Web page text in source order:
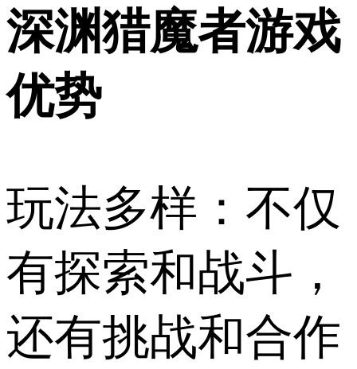
深渊猎魔者游戏
优势
玩法多样：不仅
有探索和战斗，
还有挑战和合作